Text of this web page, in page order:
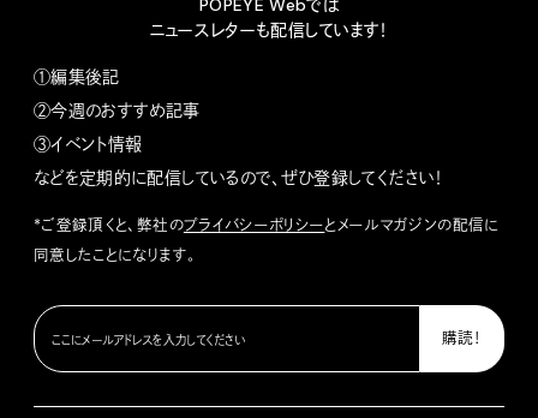
POPEYE Webでは
ニュースレターも配信しています！
①編集後記
②今週のおすすめ記事
③イベント情報
などを定期的に配信しているので、ぜひ登録してください！
*ご登録頂くと、弊社のプライバシーポリシーとメールマガジンの配信に
同意したことになります。